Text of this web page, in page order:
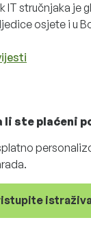
IT stručnjaka je
osjete i u
li ste plaćeni